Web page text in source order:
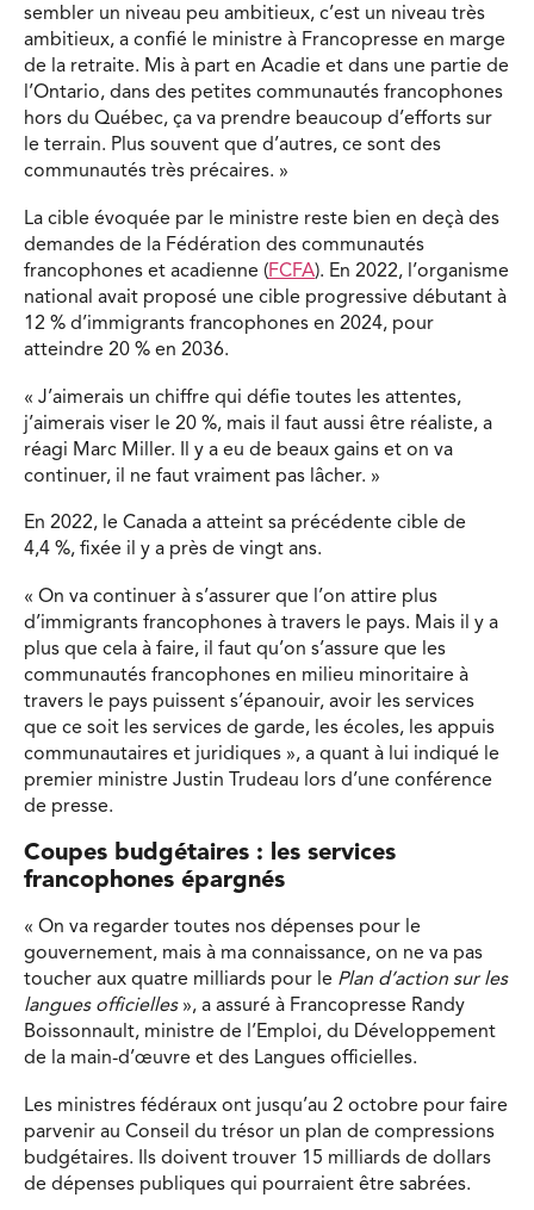
sembler un niveau peu ambitieux, c’est un niveau très
ambitieux, a confié le ministre à Francopresse en marge
de la retraite. Mis à part en Acadie et dans une partie de
l’Ontario, dans des petites communautés francophones
hors du Québec, ça va prendre beaucoup d’efforts sur
le terrain. Plus souvent que d’autres, ce sont des
communautés très précaires. »
La cible évoquée par le ministre reste bien en deçà des
demandes de la Fédération des communautés
francophones et acadienne (FCFA). En 2022, l’organisme
national avait proposé une cible progressive débutant à
12 % d’immigrants francophones en 2024, pour
atteindre 20 % en 2036.
« J’aimerais un chiffre qui défie toutes les attentes,
j’aimerais viser le 20 %, mais il faut aussi être réaliste, a
réagi Marc Miller. Il y a eu de beaux gains et on va
continuer, il ne faut vraiment pas lâcher. »
En 2022, le Canada a atteint sa précédente cible de
4,4 %, fixée il y a près de vingt ans.
« On va continuer à s’assurer que l’on attire plus
d’immigrants francophones à travers le pays. Mais il y a
plus que cela à faire, il faut qu’on s’assure que les
communautés francophones en milieu minoritaire à
travers le pays puissent s’épanouir, avoir les services
que ce soit les services de garde, les écoles, les appuis
communautaires et juridiques », a quant à lui indiqué le
premier ministre Justin Trudeau lors d’une conférence
de presse.
Coupes budgétaires : les services
francophones épargnés
« On va regarder toutes nos dépenses pour le
gouvernement, mais à ma connaissance, on ne va pas
toucher aux quatre milliards pour le Plan d’action sur les
langues officielles», a assuré à Francopresse Randy
Boissonnault, ministre de l’Emploi, du Développement
de la main-d’œuvre et des Langues officielles.
Les ministres fédéraux ont jusqu’au 2 octobre pour faire
parvenir au Conseil du trésor un plan de compressions
budgétaires. Ils doivent trouver 15 milliards de dollars
de dépenses publiques qui pourraient être sabrées.